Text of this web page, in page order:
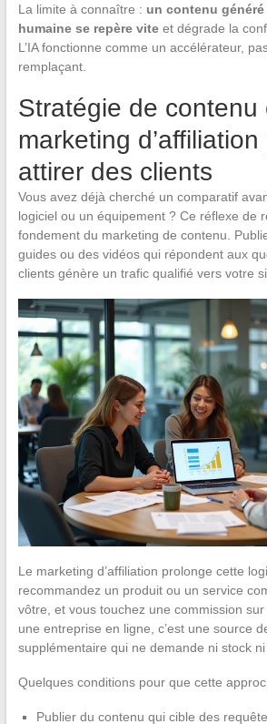
La limite à connaître : un contenu
humaine se repère viteet dégrade la
L’IA fonctionne comme un accélérateur,
remplaçant.
Stratégie de contenu
marketing
attirer des clients
Vous avez déjà cherché un comparatif
logiciel ou un équipement ? Ce réflexe de
fondement du marketing de contenu.
guides ou des vidéos qui répondent aux
clients génère un trafic qualifié vers votre
Le marketing d’affiliation prolonge cette
recommandez un produit ou un service
vôtre, et vous touchez une commission
une entreprise en ligne, c’est une source
supplémentaire qui ne demande ni stock
Quelques conditions pour que cette
Publier du contenu qui cible des